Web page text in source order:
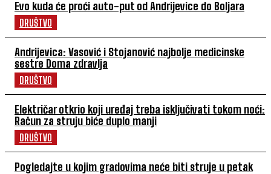
Evo kuda će proći auto-put od Andrijevice do Boljara
DRUŠTVO
Andrijevica: Vasović i Stojanović najbolje medicinske
sestre Doma zdravlja
DRUŠTVO
Električar otkrio koji uređaj treba isključivati tokom noći:
Račun za struju biće duplo manji
DRUŠTVO
Pogledajte u kojim gradovima neće biti struje u petak